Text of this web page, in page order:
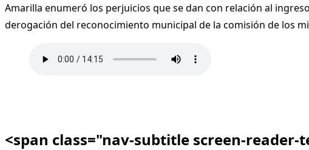
Amarilla enumeró los perjuicios que se dan con relación al
derogación del reconocimiento municipal de la comisión de los
<span class="nav-subtitle screen-reader-